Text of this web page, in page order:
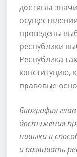
достигла
проведены
республики
Республика
конституцию,
правовые
Биография
достижения
навыки и
и развивать